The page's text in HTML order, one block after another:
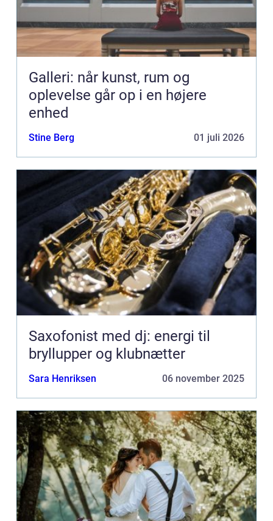
Galleri: når kunst, rum og
oplevelse går op i en højere
enhed
Stine Berg 01 juli 2026
Saxofonist med dj: energi til
bryllupper og klubnætter
Sara Henriksen 06 november 2025